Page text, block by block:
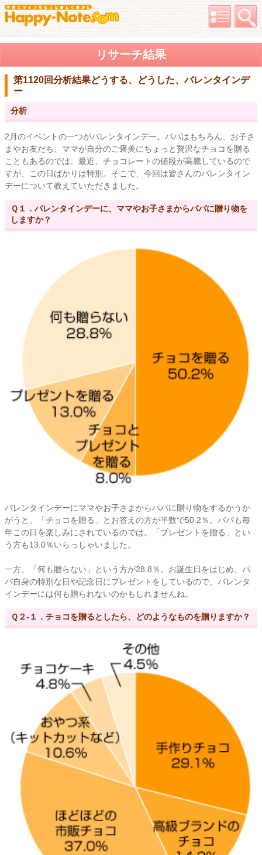
リサーチ結果
第1120回分析結果どうする、どうした、バレンタインデ
ー
分析
2月のイベントの一つがバレンタインデー。パパはもちろん、お子さ
まやお友だち、ママが自分のご褒美にちょっと贅沢なチョコを贈る
こともあるのでは。最近、チョコレートの値段が高騰しているので
すが、この日ばかりは特別。そこで、今回は皆さんのバレンタイン
デーについて教えていただきました。
Ｑ１．バレンタインデーに、ママやお子さまからパパに贈り物を
しますか？
バレンタインデーにママやお子さまからパパに贈り物をするかうか
がうと、「チョコを贈る」とお答えの方が半数で50.2％。パパも毎
年この日を楽しみにされているのでは。「プレゼントを贈る」とい
う方も13.0％いらっしゃいました。
一方、「何も贈らない」という方が28.8％。お誕生日をはじめ、パ
パ自身の特別な日や記念日にプレゼントをしているので、バレンタ
インデーには何も贈られないのかもしれませんね。
Ｑ２-１．チョコを贈るとしたら、どのようなものを贈りますか？